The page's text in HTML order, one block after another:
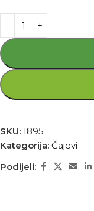
SKU: 1895
Kategorija: Čajevi
Podijeli: